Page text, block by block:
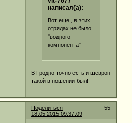
написал(а):
Вот еще , в этих
отрядах не было
"водного
компонента"
В Гродно точно есть и шеврон
такой в ношении был!
Поделиться
55
18.05.2015 09:37:09